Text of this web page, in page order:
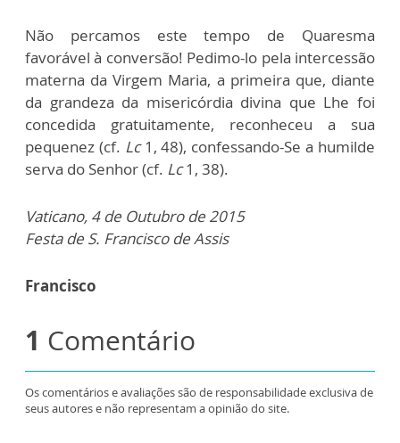
Não percamos este tempo de Quaresma
favorável à conversão! Pedimo-lo pela intercessão
materna da Virgem Maria, a primeira que, diante
da grandeza da misericórdia divina que Lhe foi
concedida gratuitamente, reconheceu a sua
pequenez (cf. Lc 1, 48), confessando-Se a humilde
serva do Senhor (cf. Lc 1, 38).
Vaticano, 4 de Outubro de 2015
Festa de S. Francisco de Assis
Francisco
1 Comentário
Os comentários e avaliações são de responsabilidade exclusiva de
seus autores e não representam a opinião do site.